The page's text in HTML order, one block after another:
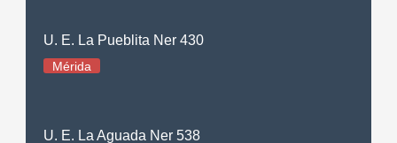
U. E. La Pueblita Ner 430
Mérida
U. E. La Aguada Ner 538